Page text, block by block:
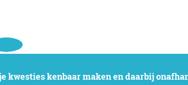
kwesties kenbaar maken en daarbij